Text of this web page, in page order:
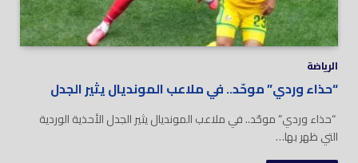
الرياضة
“حذاء وردي” موحّد.. في ملاعب المونديال يثير الجدل
“حذاء وردي” موحّد.. في ملاعب المونديال يثير الجدل الأحذية الوردية
التي ظهر بها…